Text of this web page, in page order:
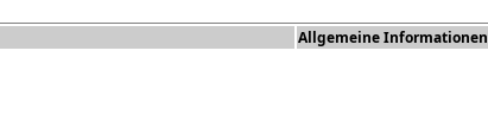
Allgemeine Informationen